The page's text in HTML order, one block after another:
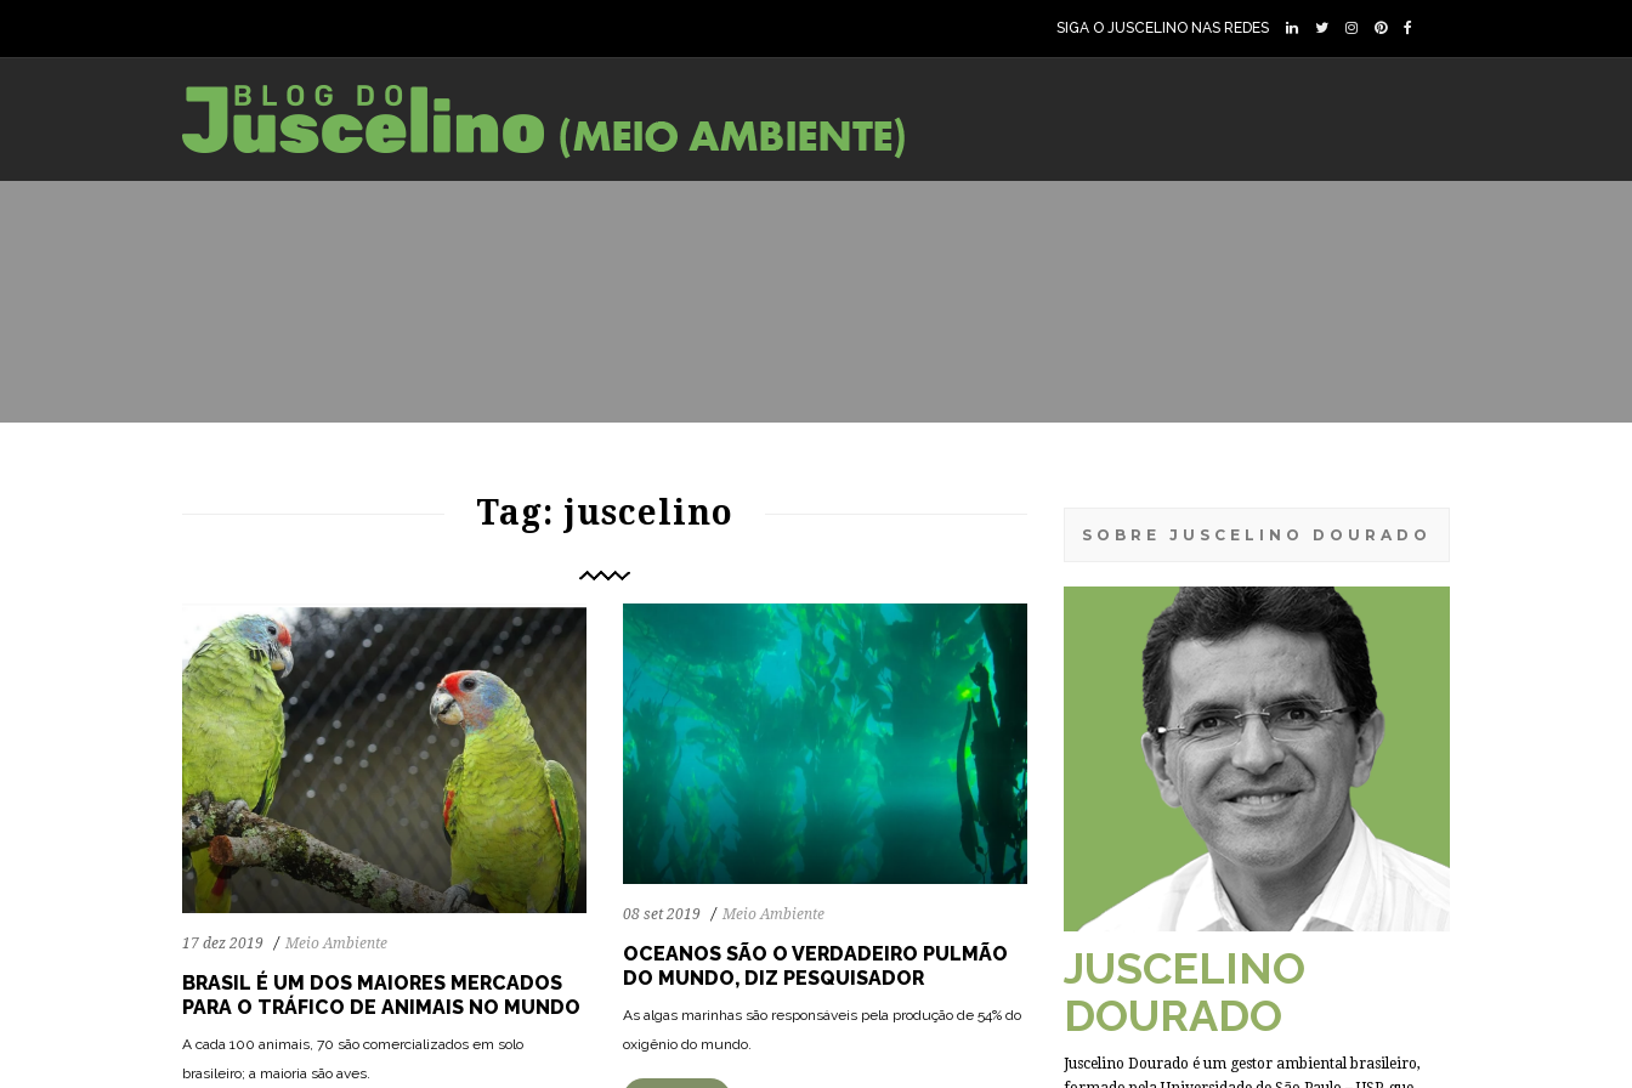
SIGA O JUSCELINO NAS REDES
Tag: juscelino
17 dez 2019 Meio Ambiente
BRASIL É UM DOS MAIORES MERCADOS
PARA O TRÁFICO DE ANIMAIS NO MUNDO
A cada 100 animais, 70 são comercializados em solo
brasileiro; a maioria são aves.
08 set 2019 Meio Ambiente
OCEANOS SÃO O VERDADEIRO PULMÃO
DO MUNDO, DIZ PESQUISADOR
As algas marinhas são responsáveis pela produção de 54% do
oxigênio do mundo.
SOBRE JUSCELINO DOURADO
JUSCELINO
DOURADO
Juscelino Dourado é um gestor ambiental brasileiro,